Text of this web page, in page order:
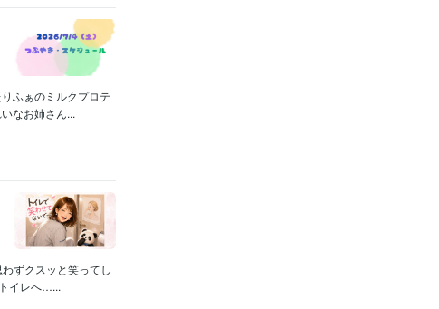
ふぁのミルクプロテ
なお姉さん...
ずクスッと笑ってし
イレへ…...